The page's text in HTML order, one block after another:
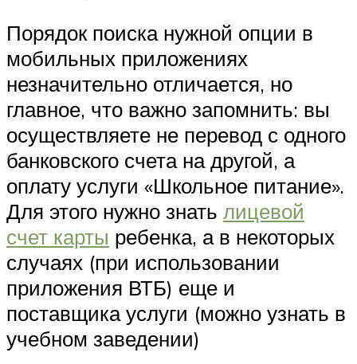
Порядок поиска нужной опции в
мобильных приложениях
незначительно отличается, но
главное, что важно запомнить: вы
осуществляете не перевод с одного
банковского счета на другой, а
оплату услуги «Школьное питание».
Для этого нужно знать лицевой
счет карты ребенка, а в некоторых
случаях (при использовании
приложения ВТБ) еще и
поставщика услуги (можно узнать в
учебном заведении)